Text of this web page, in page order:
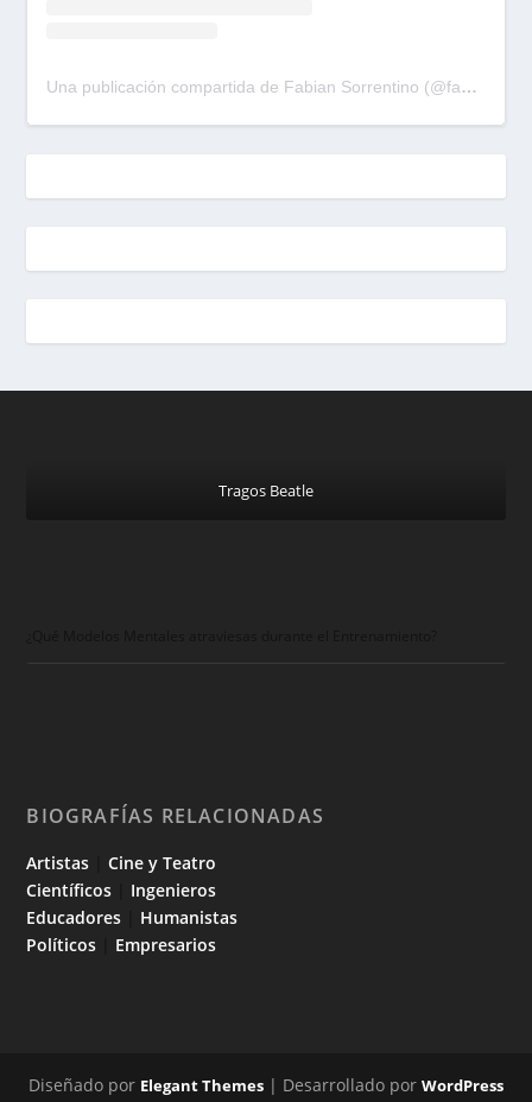
Una publicación compartida de Fabian Sorrentino (@fabiansonria)
Tragos Beatle
BIOGRAFÍAS RELACIONADAS
Artistas |Cine y Teatro
Científicos
Ingenieros
Educadores
Humanistas
Políticos
Empresarios
Diseñado por Elegant Themes | Desarrollado por WordPress